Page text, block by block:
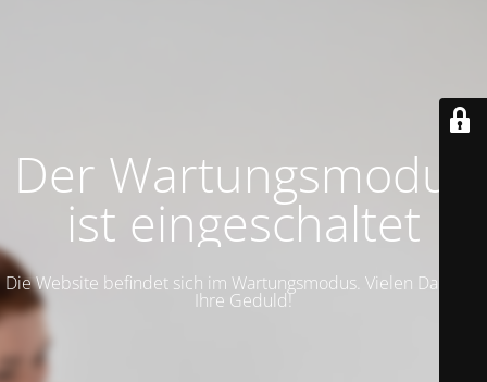
Der Wartungsmodus
ist eingeschaltet
Die Website befindet sich im Wartungsmodus. Vielen Dank für
Ihre Geduld!